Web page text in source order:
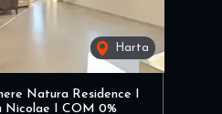
Harta
Natura Residence I
Nicolae I COM 0%